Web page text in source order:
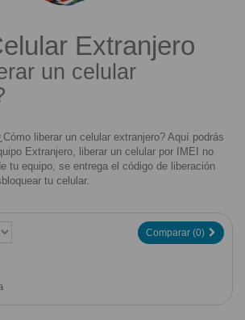
Extranjero
un celular
liberar un celular extranjero? Aquí podrás
Extranjero, liberar un celular por IMEI no
tu equipo, se entrega el código de liberación
tu celular.
Comparar (0)